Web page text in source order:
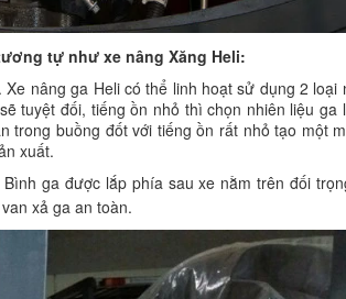
tự như xe nâng Xăng Heli:
nâng ga Heli có thể linh hoạt sử dụng 2 loại
tuyệt đối, tiếng ồn nhỏ thì chọn nhiên liệu ga
trong buồng đốt với tiếng ồn rất nhỏ tạo một
xuất.
ga được lắp phía sau xe nằm trên đối
xả ga an toàn.